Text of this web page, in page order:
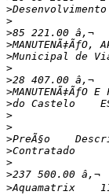
>
>
>
>
>
>
>
>
>
>
>
>
>
>
>
>